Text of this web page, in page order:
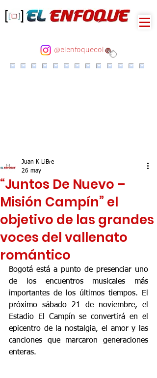
@elenfoquecol
“Juntos De Nuevo –
Misión Campín” el
objetivo de las grandes
voces del vallenato
romántico
Juan K LiBre
26 may
Bogotá está a punto de presenciar uno
de los encuentros musicales más
importantes de los últimos tiempos. El
próximo sábado 21 de noviembre, el
Estadio El Campín se convertirá en el
epicentro de la nostalgia, el amor y las
canciones que marcaron generaciones
enteras.